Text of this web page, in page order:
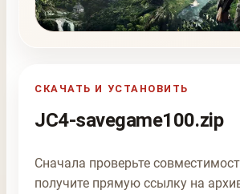
СКАЧАТЬ И УСТАНОВИТЬ
JC4-savegame100.zip
Сначала проверьте
получите прямую ссылку на